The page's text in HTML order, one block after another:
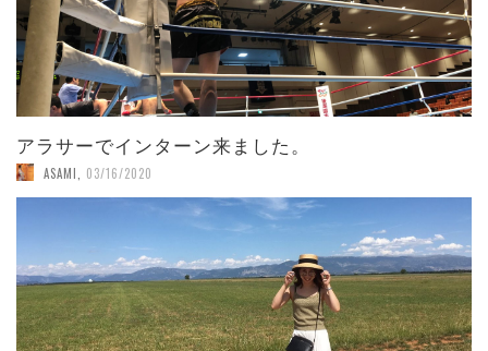
アラサーでインターン来ました。
ASAMI 03/16/2020